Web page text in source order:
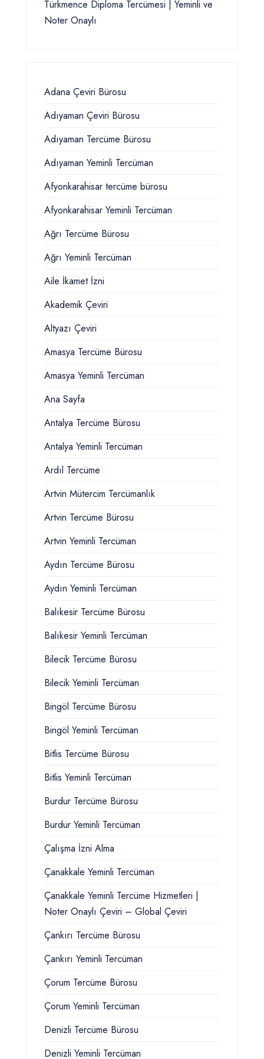
Türkmence Diploma Tercümesi | Yeminli ve
Noter Onaylı
Adana Çeviri Bürosu
Adıyaman Çeviri Bürosu
Adıyaman Tercüme Bürosu
Adıyaman Yeminli Tercüman
Afyonkarahisar tercüme bürosu
Afyonkarahisar Yeminli Tercüman
Ağrı Tercüme Bürosu
Ağrı Yeminli Tercüman
Aile İkamet İzni
Akademik Çeviri
Altyazı Çeviri
Amasya Tercüme Bürosu
Amasya Yeminli Tercüman
Ana Sayfa
Antalya Tercüme Bürosu
Antalya Yeminli Tercüman
Ardıl Tercüme
Artvin Mütercim Tercümanlık
Artvin Tercüme Bürosu
Artvin Yeminli Tercüman
Aydın Tercüme Bürosu
Aydın Yeminli Tercüman
Balıkesir Tercüme Bürosu
Balıkesir Yeminli Tercüman
Bilecik Tercüme Bürosu
Bilecik Yeminli Tercüman
Bingöl Tercüme Bürosu
Bingöl Yeminli Tercüman
Bitlis Tercüme Bürosu
Bitlis Yeminli Tercüman
Burdur Tercüme Bürosu
Burdur Yeminli Tercüman
Çalışma İzni Alma
Çanakkale Yeminli Tercüman
Çanakkale Yeminli Tercüme Hizmetleri |
Noter Onaylı Çeviri – Global Çeviri
Çankırı Tercüme Bürosu
Çankırı Yeminli Tercüman
Çorum Tercüme Bürosu
Çorum Yeminli Tercüman
Denizli Tercüme Bürosu
Denizli Yeminli Tercüman